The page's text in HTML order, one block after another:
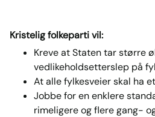
Kristelig folkeparti vil:
Kreve at Staten tar større
vedlikeholdsetterslep på
At alle fylkesveier skal ha
Jobbe for en enklere
rimeligere og flere gang-